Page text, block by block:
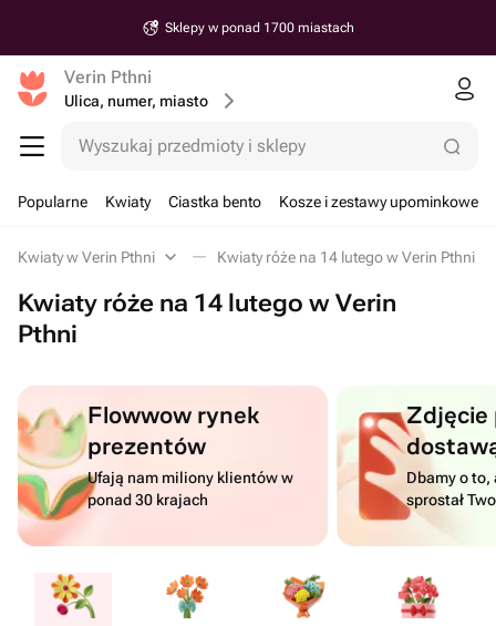
Sklepy w ponad 1700 miastach
Verin Pthni
Ulica, numer, miasto
Wyszukaj przedmioty i sklepy
Popularne Kwiaty Ciastka bento Kosze i zestawy upominkowe
Kwiaty w Verin Pthni Kwiaty róże na 14 lutego w Verin Pthni
Kwiaty róże na 14 lutego w Verin
Pthni
Flowwow rynek
prezentów
Ufają nam miliony klientów w
ponad 30 krajach
Dbamy o to,
sprostał